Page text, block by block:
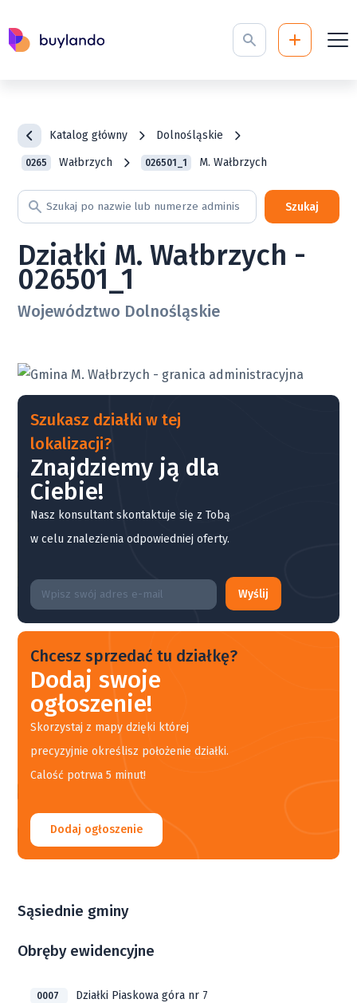
Katalog główny Dolnośląskie
0265 Wałbrzych 026501_1 M. Wałbrzych
Szukaj
Działki M. Wałbrzych -
026501_1
Województwo Dolnośląskie
Szukasz działki w tej
lokalizacji?
Znajdziemy ją dla
Ciebie!
Nasz konsultant skontaktuje się z Tobą
w celu znalezienia odpowiedniej oferty.
Wyślij
Chcesz sprzedać tu działkę?
Dodaj swoje
ogłoszenie!
Skorzystaj z mapy dzięki której
precyzyjnie określisz położenie działki.
Calość potrwa 5 minut!
Dodaj ogłoszenie
Sąsiednie gminy
Obręby ewidencyjne
0007 Działki Piaskowa góra nr 7